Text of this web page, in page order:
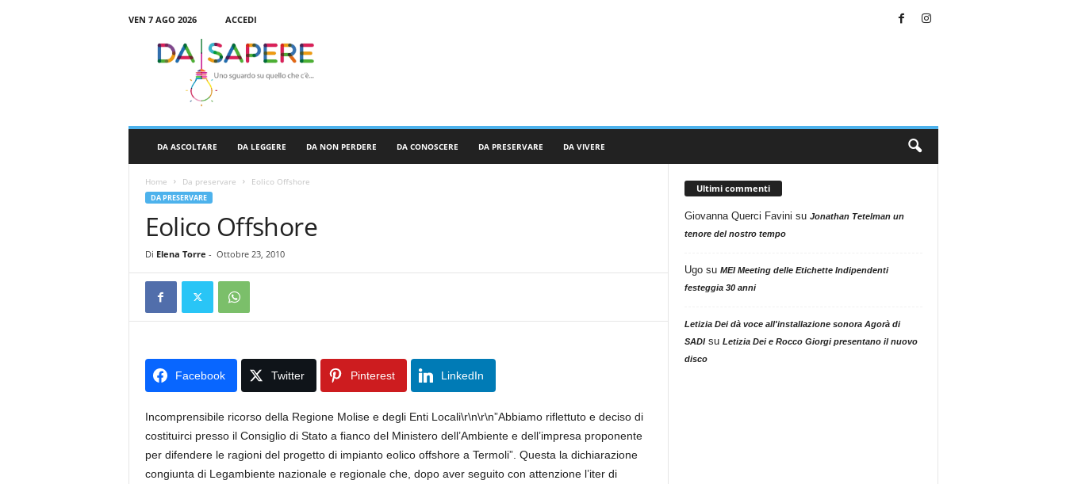
VEN 7 AGO 2026
ACCEDI
DA ASCOLTARE DA LEGGERE DA NON PERDERE DA CONOSCERE DA PRESERVARE DA VIVERE
Home Da preservare Eolico Offshore
DA PRESERVARE
Eolico Offshore
Di Elena Torre - Ottobre 23, 2010
Facebook Twitter Pinterest LinkedIn
Incomprensibile ricorso della Regione Molise e degli Enti Locali\r\n\r\n”Abbiamo riflettuto e deciso di
costituirci presso il Consiglio di Stato a fianco del Ministero dell’Ambiente e dell’impresa proponente
per difendere le ragioni del progetto di impianto eolico offshore a Termoli”. Questa la dichiarazione
congiunta di Legambiente nazionale e regionale che, dopo aver seguito con attenzione l’iter di
Ultimi commenti
Giovanna Querci Favini su Jonathan Tetelman un
tenore del nostro tempo
Ugosu MEI Meeting delle Etichette Indipendenti
festeggia 30 anni
Letizia Dei dà voce all'installazione sonora Agorà di
SADIsu Letizia Dei e Rocco Giorgi presentano il nuovo
disco